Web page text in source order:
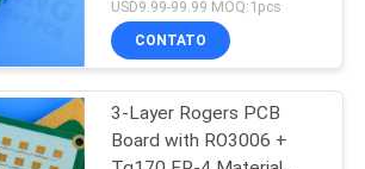
USD9.99-99.99 MOQ:1pcs
CONTATO
3-Layer Rogers PCB
Board with RO3006 +